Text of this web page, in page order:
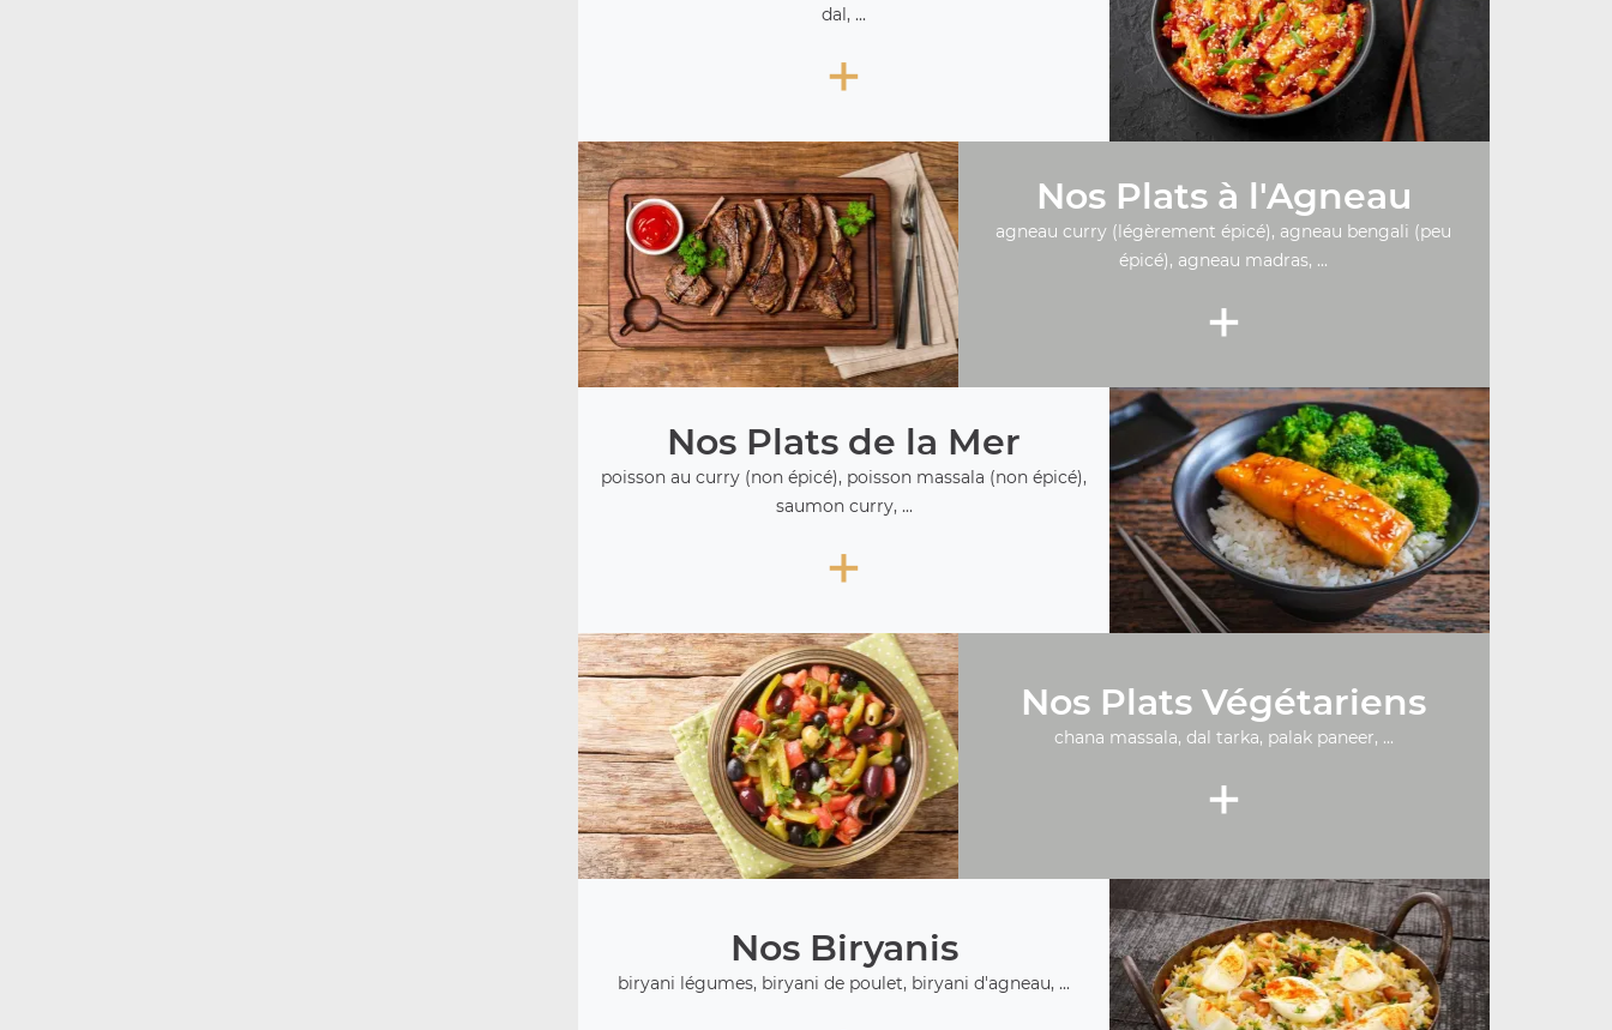
dal, ...
+
Nos Plats à l'Agneau
agneau curry (légèrement épicé), agneau bengali (peu
épicé), agneau madras, ...
+
Nos Plats de la Mer
poisson au curry (non épicé), poisson massala (non épicé),
saumon curry, ...
+
Nos Plats Végétariens
chana massala, dal tarka, palak paneer, ...
+
Nos Biryanis
biryani légumes, biryani de poulet, biryani d'agneau, ...